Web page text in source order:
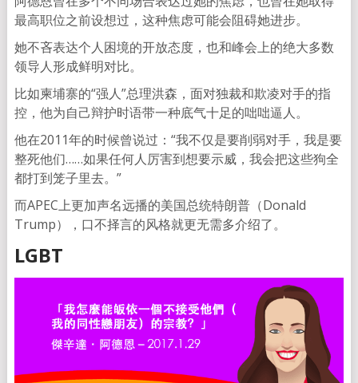
最高职位之前设想过，这种焦虑可能会阻碍她进步。
她不吝表达个人困境的开放态度，也和峰会上的绝大多数
领导人形成鲜明对比。
比如柬埔寨的“强人”总理洪森，面对独裁和欺凌对手的指
控，他为自己辩护时语带一种底气十足的咄咄逼人。
他在2011年的时候曾说过：“我不仅是要削弱对手，我是要
整死他们……如果任何人厉害到想要示威，我会把这些狗全
都打到笼子里去。”
而APEC上更加声名远播的美国总统特朗普（Donald
Trump），口不择言的风格就更无需多介绍了。
LGBT